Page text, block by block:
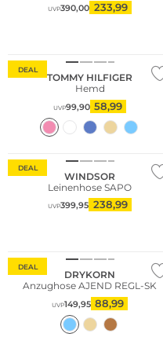
UVP390,00 233,99
DEAL
TOMMY HILFIGER
Hemd
UVP99,90 58,99
DEAL
WINDSOR
Leinenhose SAPO
UVP399,95 238,99
DEAL
DRYKORN
Anzughose AJEND REGL-SK
UVP149,95 88,99